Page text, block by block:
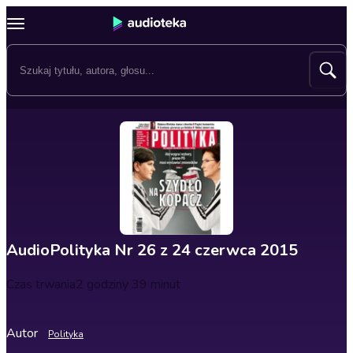
AudioPolityka Nr 26 z 24 czerwca 2015
Czas trwania2 godziny 39 minut
Autor Polityka